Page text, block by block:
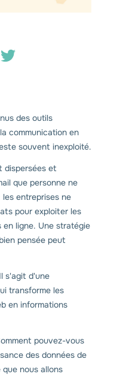
des outils
communication en
souvent inexploité.
dispersées et
que personne ne
entreprises ne
pour exploiter les
en ligne. Une stratégie
bien pensée peut
s'agit d'une
transforme les
en informations
pouvez-vous
des données de
nous allons